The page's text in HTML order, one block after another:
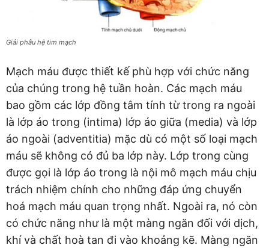
Giải phẫu hệ tim mạch
Mạch máu được thiết kế phù hợp với chức năng
của chúng trong hệ tuần hoàn. Các mạch máu
bao gồm các lớp đồng tâm tính từ trong ra ngoài
là lớp áo trong (intima) lớp áo giữa (media) và lớp
áo ngoài (adventitia) mặc dù có một số loại mạch
máu sẽ không có đủ ba lớp này. Lớp trong cùng
được gọi là lớp áo trong là nội mô mạch máu chịu
trách nhiệm chính cho những đáp ứng chuyển
hoá mạch máu quan trọng nhất. Ngoài ra, nó còn
có chức năng như là một màng ngăn đối với dịch,
khí và chất hoà tan đi vào khoảng kẽ. Màng ngăn